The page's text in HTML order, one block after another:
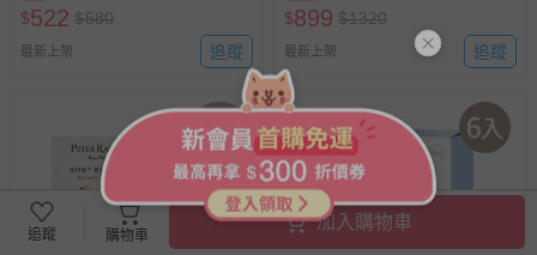
$522 $580
最新上架 追蹤
$899 $1320
最新上架 追蹤
追蹤 購物車
加入購物車